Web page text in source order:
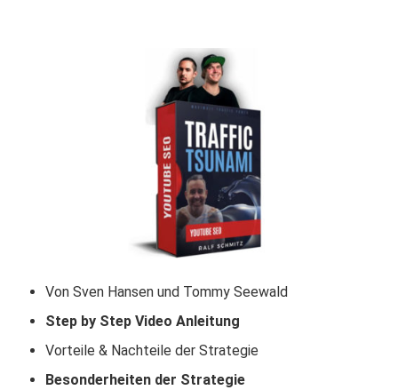
Von Sven Hansen und Tommy Seewald
Step by Step Video Anleitung
Vorteile & Nachteile der Strategie
Besonderheiten der Strategie